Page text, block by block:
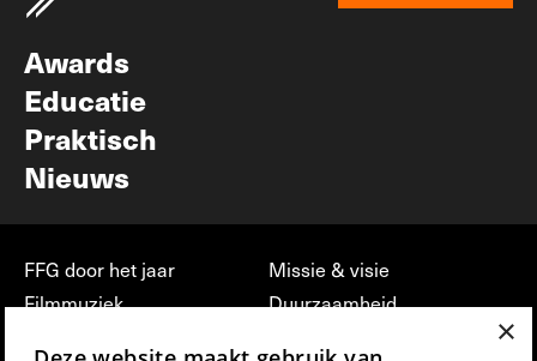
Awards
Educatie
Praktisch
Nieuws
FFG door het jaar
Filmmuziek
Missie & visie
Duurzaamheid
×